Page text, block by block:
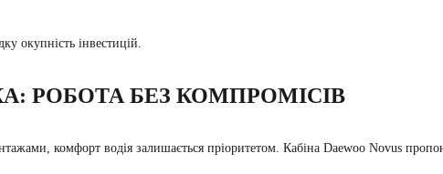
окупність інвестицій.
РОБОТА БЕЗ КОМПРОМІСІВ
комфорт водія залишається пріоритетом. Кабіна Daewoo Novus